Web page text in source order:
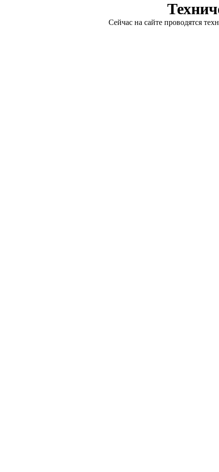
Сейчас на сайте проводятся